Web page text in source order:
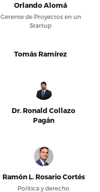
Orlando Alomá
Gerente de Proyectos en un
Startup
Tomás Ramírez
Dr. Ronald Collazo
Pagán
Ramón L. Rosario Cortés
Política y derecho